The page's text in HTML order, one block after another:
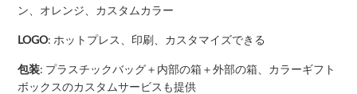
ン、オレンジ、カスタムカラー
LOGO: ホットプレス、印刷、カスタマイズできる
包装: プラスチックバッグ＋内部の箱＋外部の箱、カラーギフト
ボックスのカスタムサービスも提供